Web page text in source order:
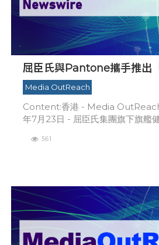
屈臣氏與Pantone攜手推出
慶祝185年的關愛傳承
Media OutReach
Content:香港 - Media OutReach Newswire - 2026
年7月23日 - 屈臣氏集團旗下旗艦
（Watsons
561